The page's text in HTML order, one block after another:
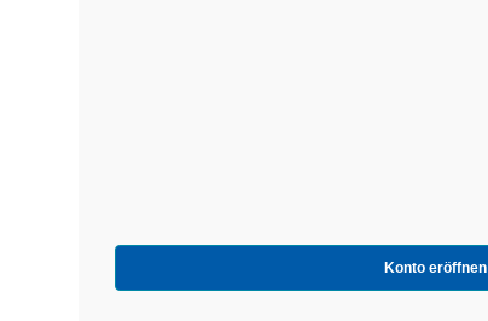
Konto eröffnen